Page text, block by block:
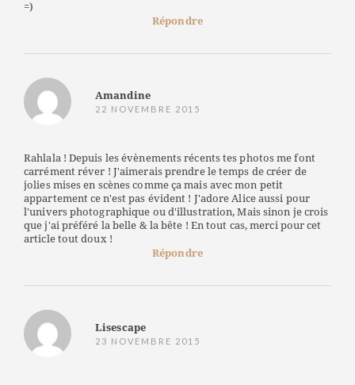
=)
Répondre
Amandine
22 NOVEMBRE 2015
Rahlala ! Depuis les évènements récents tes photos me font
carrément réver ! J'aimerais prendre le temps de créer de
jolies mises en scènes comme ça mais avec mon petit
appartement ce n'est pas évident ! J'adore Alice aussi pour
l'univers photographique ou d'illustration, Mais sinon je crois
que j'ai préféré la belle & la bête ! En tout cas, merci pour cet
article tout doux !
Répondre
Lisescape
23 NOVEMBRE 2015